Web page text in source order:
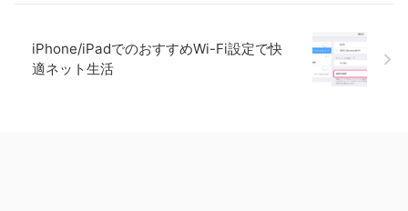
iPhone/iPadでのおすすめWi-Fi設定で快
適ネット生活